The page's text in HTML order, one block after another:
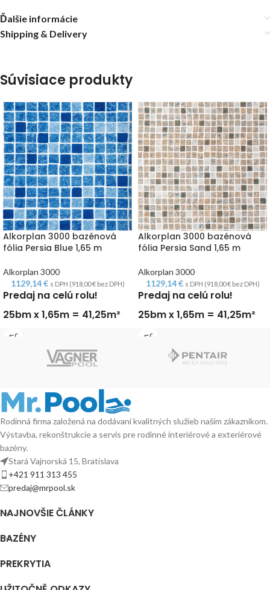
Ďalšie informácie
Shipping & Delivery
Súvisiace produkty
Alkorplan 3000 bazénová
fólia Persia Blue 1,65 m
Alkorplan 3000
1129,14€ s DPH (918,00€bez DPH)
Predaj na celú rolu!
25bm x 1,65m = 41,25m²
Alkorplan 3000 bazénová
fólia Persia Sand 1,65 m
Alkorplan 3000
1129,14€ s DPH (918,00€bez DPH)
Predaj na celú rolu!
25bm x 1,65m = 41,25m²
Rodinná firma založená na dodávaní kvalitných služieb naším zákazníkom.
Výstavba, rekonštrukcie a servis pre rodinné interiérové a exteriérové
bazény.
Stará Vajnorská 15, Bratislava
+421 911 313 455
predaj@mrpool.sk
NAJNOVŠIE ČLÁNKY
BAZÉNY
PREKRYTIA